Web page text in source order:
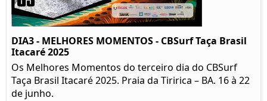
DIA3 - MELHORES MOMENTOS - CBSurf Taça Brasil
Itacaré 2025
Os Melhores Momentos do terceiro dia do CBSurf
Taça Brasil Itacaré 2025. Praia da Tiririca – BA. 16 à 22
de junho.